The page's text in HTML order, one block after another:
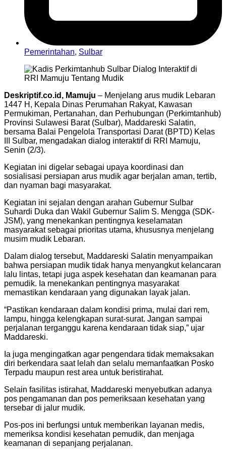
Pemerintahan, Sulbar
Deskriptif.co.id, Mamuju – Menjelang arus mudik Lebaran
1447 H, Kepala Dinas Perumahan Rakyat, Kawasan
Permukiman, Pertanahan, dan Perhubungan (Perkimtanhub)
Provinsi Sulawesi Barat (Sulbar), Maddareski Salatin,
bersama Balai Pengelola Transportasi Darat (BPTD) Kelas
III Sulbar, mengadakan dialog interaktif di RRI Mamuju,
Senin (2/3).
Kegiatan ini digelar sebagai upaya koordinasi dan
sosialisasi persiapan arus mudik agar berjalan aman, tertib,
dan nyaman bagi masyarakat.
Kegiatan ini sejalan dengan arahan Gubernur Sulbar
Suhardi Duka dan Wakil Gubernur Salim S. Mengga (SDK-
JSM), yang menekankan pentingnya keselamatan
masyarakat sebagai prioritas utama, khususnya menjelang
musim mudik Lebaran.
Dalam dialog tersebut, Maddareski Salatin menyampaikan
bahwa persiapan mudik tidak hanya menyangkut kelancaran
lalu lintas, tetapi juga aspek kesehatan dan keamanan para
pemudik. Ia menekankan pentingnya masyarakat
memastikan kendaraan yang digunakan layak jalan.
“Pastikan kendaraan dalam kondisi prima, mulai dari rem,
lampu, hingga kelengkapan surat-surat. Jangan sampai
perjalanan terganggu karena kendaraan tidak siap,” ujar
Maddareski.
Ia juga mengingatkan agar pengendara tidak memaksakan
diri berkendara saat lelah dan selalu memanfaatkan Posko
Terpadu maupun rest area untuk beristirahat.
Selain fasilitas istirahat, Maddareski menyebutkan adanya
pos pengamanan dan pos pemeriksaan kesehatan yang
tersebar di jalur mudik.
Pos-pos ini berfungsi untuk memberikan layanan medis,
memeriksa kondisi kesehatan pemudik, dan menjaga
keamanan di sepanjang perjalanan.